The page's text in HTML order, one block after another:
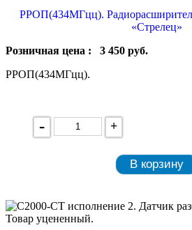
РРОП(434МГцц).
«Стрелец»
Розничная цена : 3 450 руб.
РРОП(434МГцц).
- +
В корзину